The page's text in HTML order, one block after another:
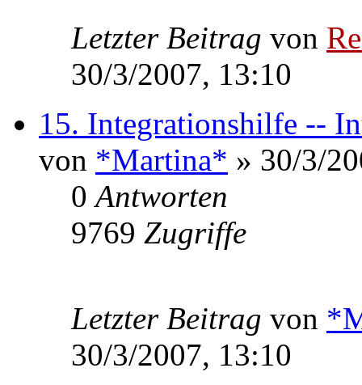
Letzter Beitrag von
30/3/2007, 13:10
15. Integrationshilfe --
von *Martina* » 30/3/
0Antworten
9769 Zugriffe
Letzter Beitrag von
30/3/2007, 13:10